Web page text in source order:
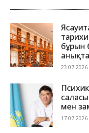
бұрын
23.07.2026
мен
17.07.2026